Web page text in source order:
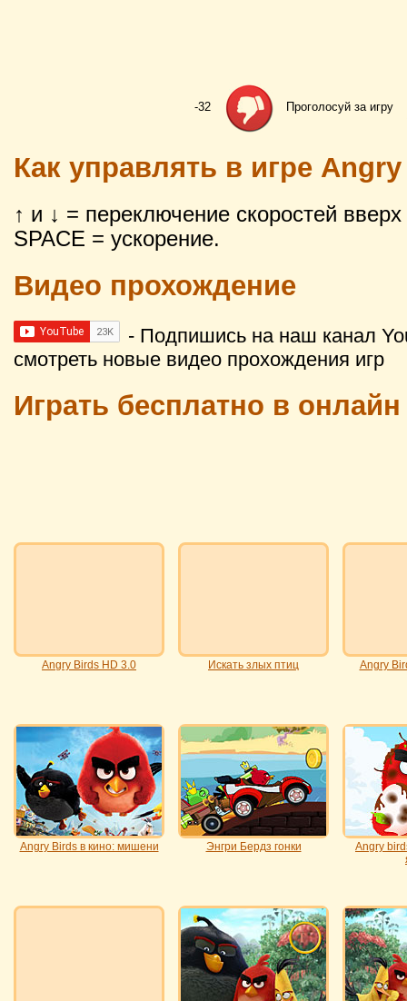
-32 Проголосуй за игру
Как управлять в игре
↑ и ↓ = переключение скоростей
SPACE = ускорение.
Видео прохождение
- Подпишись на наш канал
смотреть новые видео прохождения игр
Играть бесплатно в
Angry Birds HD 3.0 Искать злых птиц Angry
Angry Birds в кино: мишени Энгри Бердз гонки
Angry